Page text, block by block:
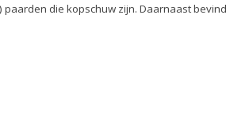
die kopschuw zijn. Daarnaast